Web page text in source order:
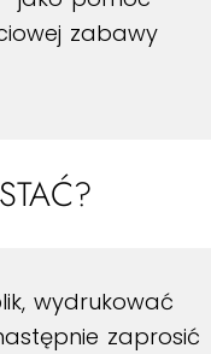
zabawy
wydrukować
zaprosić